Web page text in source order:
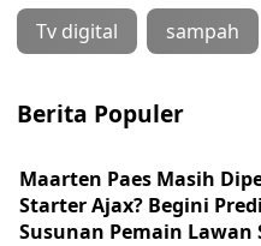
Tv digital sampah
Berita Populer
Maarten Paes Masih
Starter Ajax? Begini
Susunan Pemain Lawan